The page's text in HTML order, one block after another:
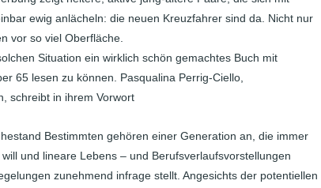
ewig anlächeln: die neuen Kreuzfahrer sind da. Nicht nur
vor so viel Oberfläche.
Situation ein wirklich schön gemachtes Buch mit
65 lesen zu können. Pasqualina Perrig-Ciello,
schreibt in ihrem Vorwort
Bestimmten gehören einer Generation an, die immer
will und lineare Lebens – und Berufsverlaufsvorstellungen
zunehmend infrage stellt. Angesichts der potentiellen